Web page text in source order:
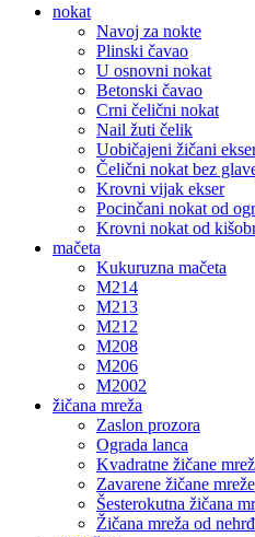
nokat
Navoj za nokte
Plinski čavao
U osnovni nokat
Betonski čavao
Crni čelični nokat
Nail žuti čelik
Uobičajeni žičani
Čelični nokat bez
Krovni vijak ekser
Pocinčani nokat od
Krovni nokat od
mačeta
Kukuruzna mačeta
M214
M213
M212
M208
M206
M2002
žičana mreža
Zaslon prozora
Ograda lanca
Kvadratne žičane
Zavarene žičane mreže
Šesterokutna žičana
Žičana mreža od